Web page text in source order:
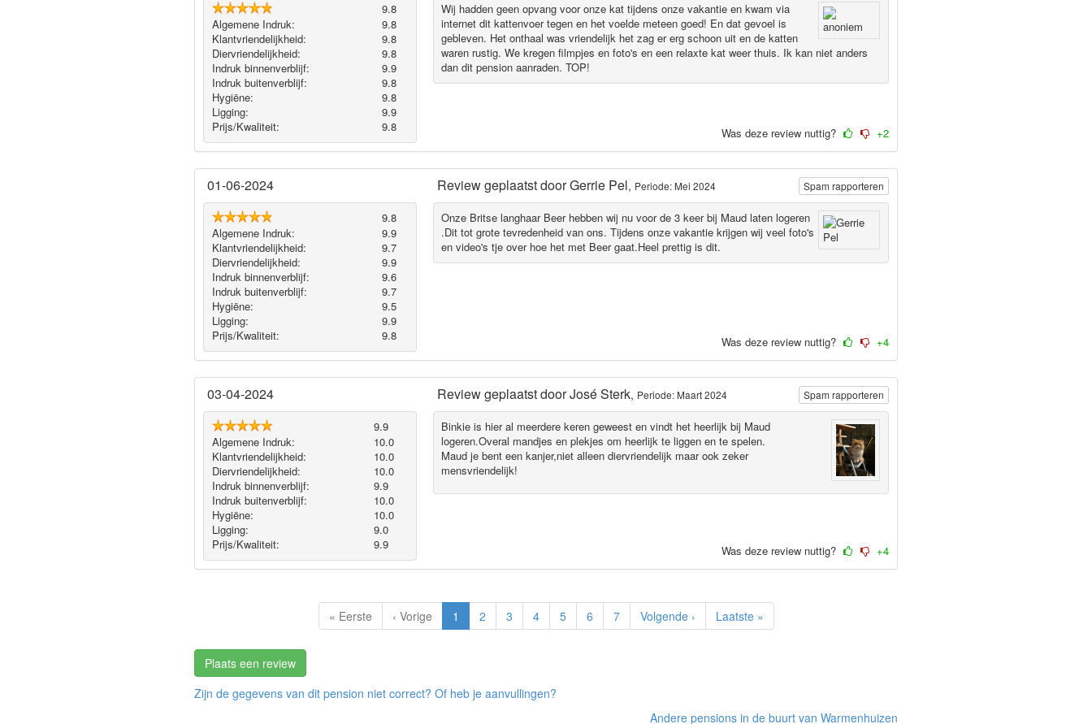
9.8
Algemene Indruk:
9.8
Klantvriendelijkheid:
9.8
Diervriendelijkheid:
9.8
Indruk binnenverblijf:
9.9
Indruk buitenverblijf:
9.8
Hygiëne‎:
9.8
Ligging:
9.9
Prijs/Kwaliteit:
9.8
Wij hadden geen opvang voor onze kat tijdens onze vakantie en kwam via
internet dit kattenvoer tegen en het voelde meteen goed! En dat gevoel is
gebleven. Het onthaal was vriendelijk het zag er erg schoon uit en de katten
waren rustig. We kregen filmpjes en foto's en een relaxte kat weer thuis. Ik kan niet anders
dan dit pension aanraden. TOP!
Was deze review nuttig? +2
01-06-2024
9.8
Algemene Indruk:
9.9
Klantvriendelijkheid:
9.7
Diervriendelijkheid:
9.9
Indruk binnenverblijf:
9.6
Indruk buitenverblijf:
9.7
Hygiëne‎:
9.5
Ligging:
9.9
Prijs/Kwaliteit:
9.8
Review geplaatst doorGerrie Pel, Periode: Mei 2024
Onze Britse langhaar Beer hebben wij nu voor de 3 keer bij Maud laten logeren
.Dit tot grote tevredenheid van ons. Tijdens onze vakantie krijgen wij veel foto's
en video's tje over hoe het met Beer gaat.Heel prettig is dit.
Spam rapporteren
Was deze review nuttig? +4
03-04-2024
9.9
Algemene Indruk:
10.0
Klantvriendelijkheid:
10.0
Diervriendelijkheid:
10.0
Indruk binnenverblijf:
9.9
Indruk buitenverblijf:
10.0
Hygiëne‎:
10.0
Ligging:
9.0
Prijs/Kwaliteit:
9.9
Review geplaatst doorJosé Sterk, Periode: Maart 2024
Binkie is hier al meerdere keren geweest en vindt het heerlijk bij Maud
logeren.Overal mandjes en plekjes om heerlijk te liggen en te spelen.
Maud je bent een kanjer,niet alleen diervriendelijk maar ook zeker
mensvriendelijk!
Spam rapporteren
Was deze review nuttig? +4
« Eerste ‹ Vorige 1 2 3 4 5 6 7 Volgende › Laatste »
Plaats een review
Zijn de gegevens van dit pension niet correct? Of heb je aanvullingen?
Andere pensions in de buurt van Warmenhuizen